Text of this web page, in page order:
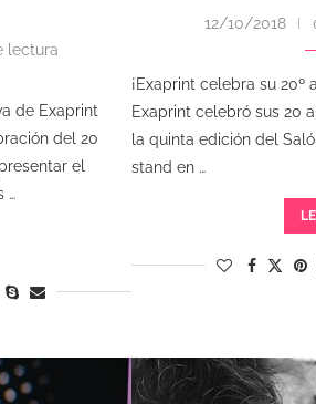
lectura
de Exaprint
del 20
el
…
12/10/2018
¡Exaprint celebra su 20º
Exaprint celebró sus 20
la quinta edición del
stand en …